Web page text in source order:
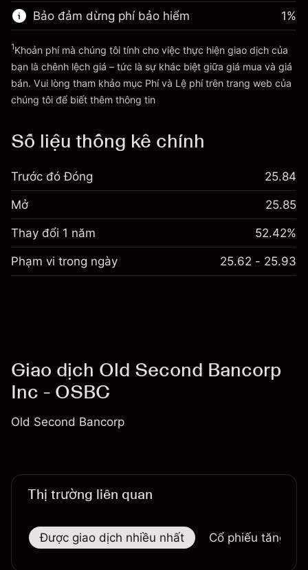
Đi đến nền tảng
Tiền từ đòn bẩy ~ $ $19,000.00
Đi đến nền tảng
Bảo đảm dừng phí bảo hiểm
Phí và Lệ phí
1%
1Khoản phí mà chúng tôi tính cho việc thực hiện giao dịch của
bạn là chênh lệch giá – tức là sự khác biệt giữa giá mua và giá
bán. Vui lòng tham khảo mục Phí và Lệ phítrên trang web của
chúng tôi để biết thêm thông tin
Số liệu thống kê chính
Trước đó Đóng 25.84
Mở 25.85
Thay đổi 1 năm 52.42%
Phạm vi trong ngày 25.62 - 25.93
Giao dịch Old Second Bancorp
Inc - OSBC
Old Second Bancorp
Thị trường liên quan
Được giao dịch nhiều nhất Cổ phiếu tăng